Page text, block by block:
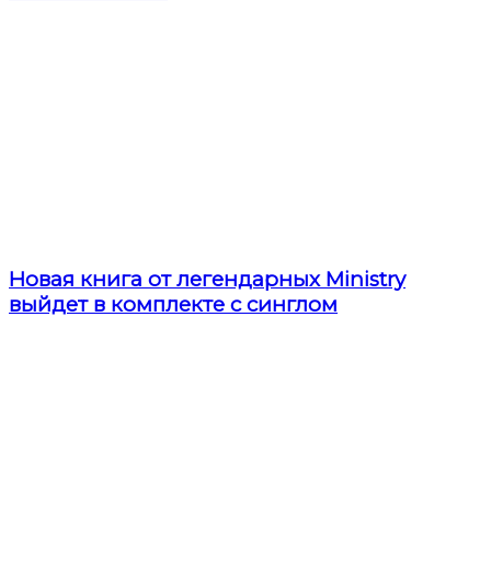
Новая книга от легендарных Ministry
выйдет в комплекте с синглом